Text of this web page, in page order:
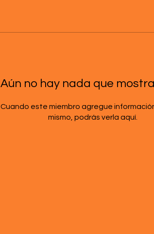
Aún no hay nada que
Cuando este miembro agregue
mismo, podrás verla aquí.